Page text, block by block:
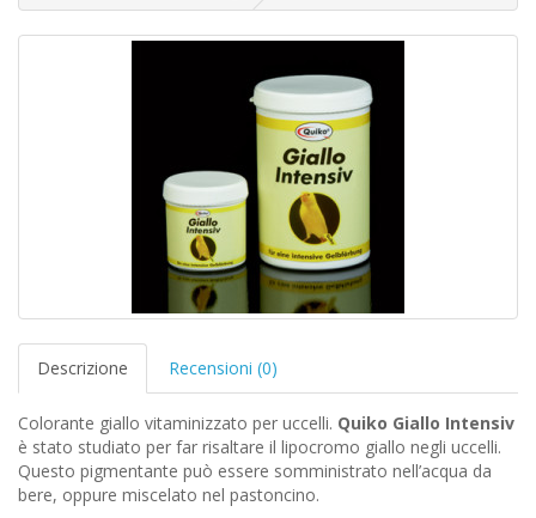
Descrizione Recensioni (0)
Colorante giallo vitaminizzato per uccelli. Quiko Giallo Intensiv
è stato studiato per far risaltare il lipocromo giallo negli uccelli.
Questo pigmentante può essere somministrato nell’acqua da
bere, oppure miscelato nel pastoncino.